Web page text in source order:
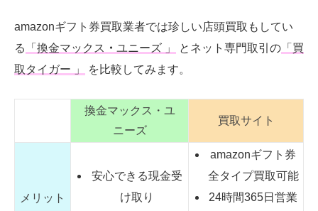
amazonギフト券買取業者では珍しい店頭買取もしてい
る
「 換金マックス ・ ユニーズ 」 とネット専門取引の 「 買
取タイガー 」 を比較してみます。
換金マックス・ユ
ニーズ
買取サイト
メリット
安心できる現金受
け取り
amazonギフト券
全タイプ買取可能
24時間365日営業